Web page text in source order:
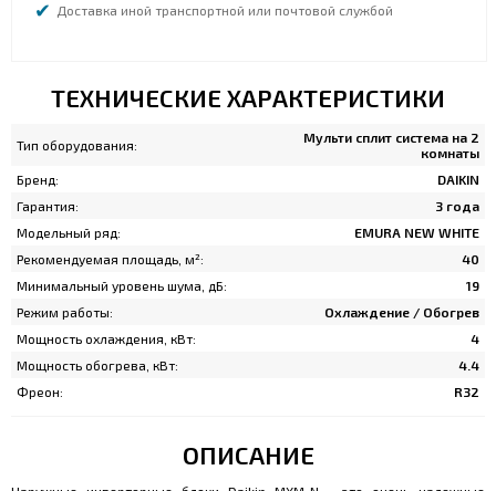
Доставка иной транспортной или почтовой службой
ТЕХНИЧЕСКИЕ ХАРАКТЕРИСТИКИ
Тип оборудования:
Мульти сплит система на 2
комнаты
Бренд:
DAIKIN
Гарантия:
3 года
Модельный ряд:
EMURA NEW WHITE
Рекомендуемая площадь, м²:
40
Минимальный уровень шума, дБ:
19
Режим работы:
Охлаждение / Обогрев
Мощность охлаждения, кВт:
4
Мощность обогрева, кВт:
4.4
Фреон:
R32
ОПИСАНИЕ